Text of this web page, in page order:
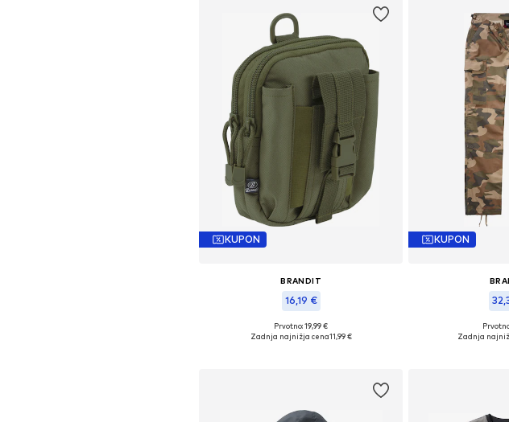
KUPON
BRANDIT
16,19 €
Razpoložljive velikosti: One Size
Prvotno: 19,99 €
Zadnja najnižja cena11,99 €
KUPON
Zadnja